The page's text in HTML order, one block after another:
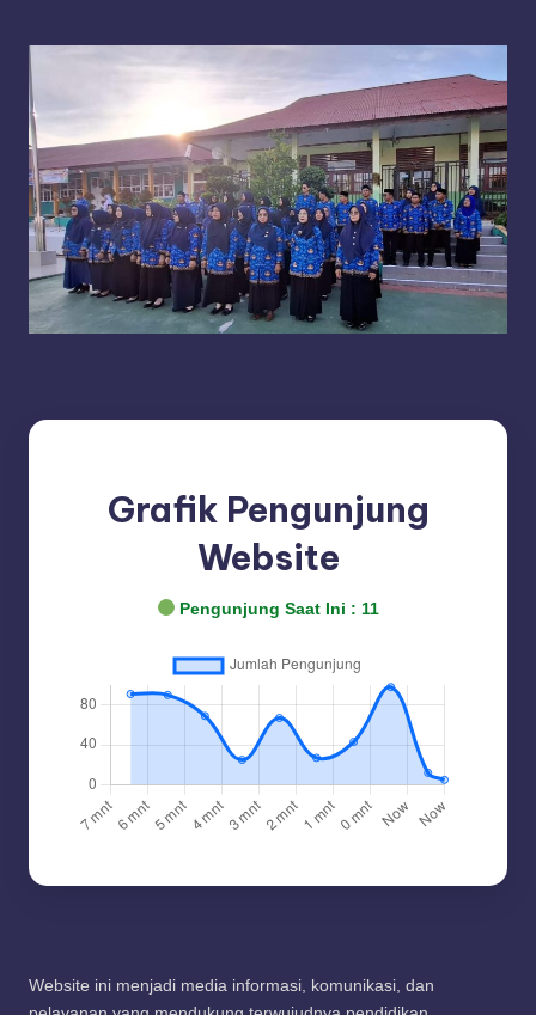
Grafik Pengunjung
Website
Pengunjung Saat Ini : 11
Website ini menjadi media informasi, komunikasi, dan